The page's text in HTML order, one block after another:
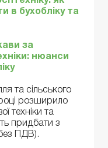
в бухобліку та
за
нюанси
та сільського
розширило
техніки та
придбати з
ПДВ).